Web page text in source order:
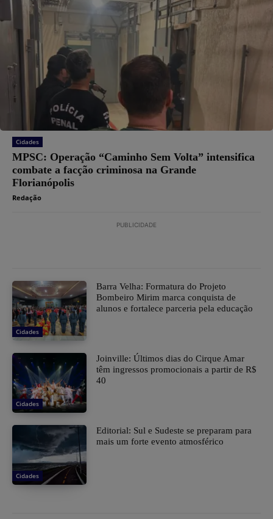
Cidades
MPSC: Operação “Caminho Sem Volta” intensifica
combate a facção criminosa na Grande
Florianópolis
Redação
PUBLICIDADE
Cidades
Barra Velha: Formatura do Projeto
Bombeiro Mirim marca conquista de
alunos e fortalece parceria pela educação
Cidades
Joinville: Últimos dias do Cirque Amar
têm ingressos promocionais a partir de R$
40
Cidades
Editorial: Sul e Sudeste se preparam para
mais um forte evento atmosférico